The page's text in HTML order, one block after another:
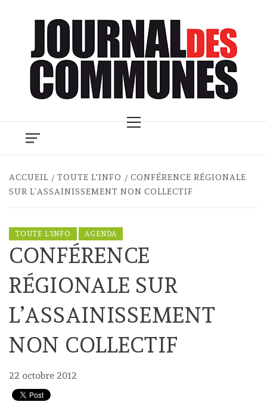
Menu
ACCUEIL TOUTE L'INFO
CONFÉRENCE RÉGIONALE
SUR L’ASSAINISSEMENT NON COLLECTIF
TOUTE L'INFO AGENDA
CONFÉRENCE
RÉGIONALE SUR
L’ASSAINISSEMENT
NON COLLECTIF
22 octobre 2012